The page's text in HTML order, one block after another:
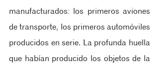
manufacturados: los primeros aviones
de transporte, los primeros automóviles
producidos en serie. La profunda huella
que habían producido los objetos de la